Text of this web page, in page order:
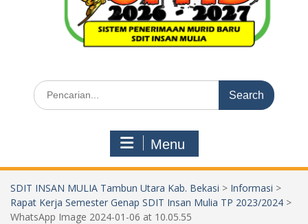
Search
for:
Menu
SDIT INSAN MULIA Tambun Utara Kab. Bekasi > Informasi >
Rapat Kerja Semester Genap SDIT Insan Mulia TP 2023/2024 >
WhatsApp Image 2024-01-06 at 10.05.55